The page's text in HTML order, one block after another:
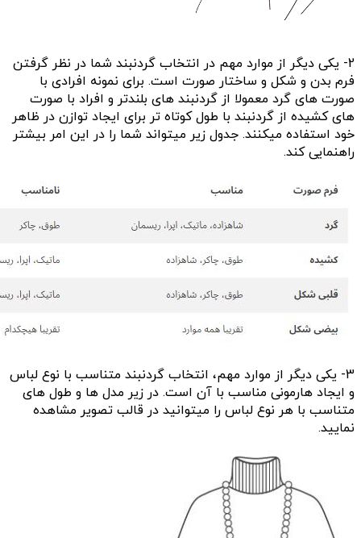
2- یکی دیگر از موارد مهم در انتخاب گردنبند شما در نظر گرفتن
فرم بدن و شکل و ساختار صورت است. برای نمونه افرادی با
صورت های گرد معمولا از گردنبند های بلندتر و افراد با صورت
های کشیده از گردنبند با طول کوتاه تر برای ایجاد توازن در ظاهر
خود استفاده میکنند. جدول زیر میتواند شما را در این امر بیشتر
راهنمایی کند.
3- یکی دیگر از موارد مهم، انتخاب گردنبند متناسب با نوع لباس
و ایجاد هارمونی مناسب با آن است. در زیر مدل ها و طول های
متناسب با هر نوع لباس را میتوانید در قالب تصویر مشاهده
نمایید.